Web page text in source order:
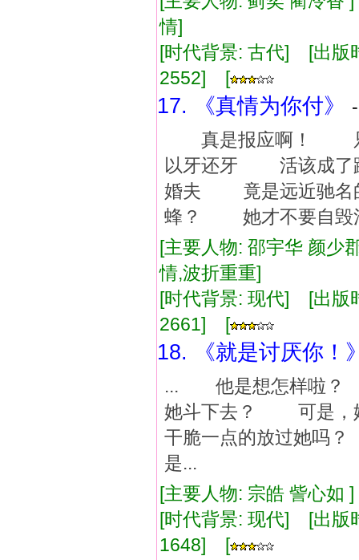
情]
[时代背景: 古代] [出
2552] [
17. 《真情为你付》
真是报应啊！ 只
以牙还牙 活该成了
婚夫 竟是远近驰名
蜂？ 她才不要自
[主要人物: 邵宇华 颜
情,波折重重]
[时代背景: 现代] [出
2661] [
18. 《就是讨厌你！
... 他是想怎样啦？
她斗下去？ 可是，
干脆一点的放过她
是...
[主要人物: 宗皓 訾心
[时代背景: 现代] [出
1648] [